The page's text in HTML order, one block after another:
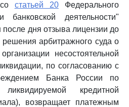
статьей 20Федерального
деятельности"
после дня отзыва лицензии до
решения арбитражного суда о
несостоятельной
по согласованию с
Банка России по
кредитной
возвращает платежным